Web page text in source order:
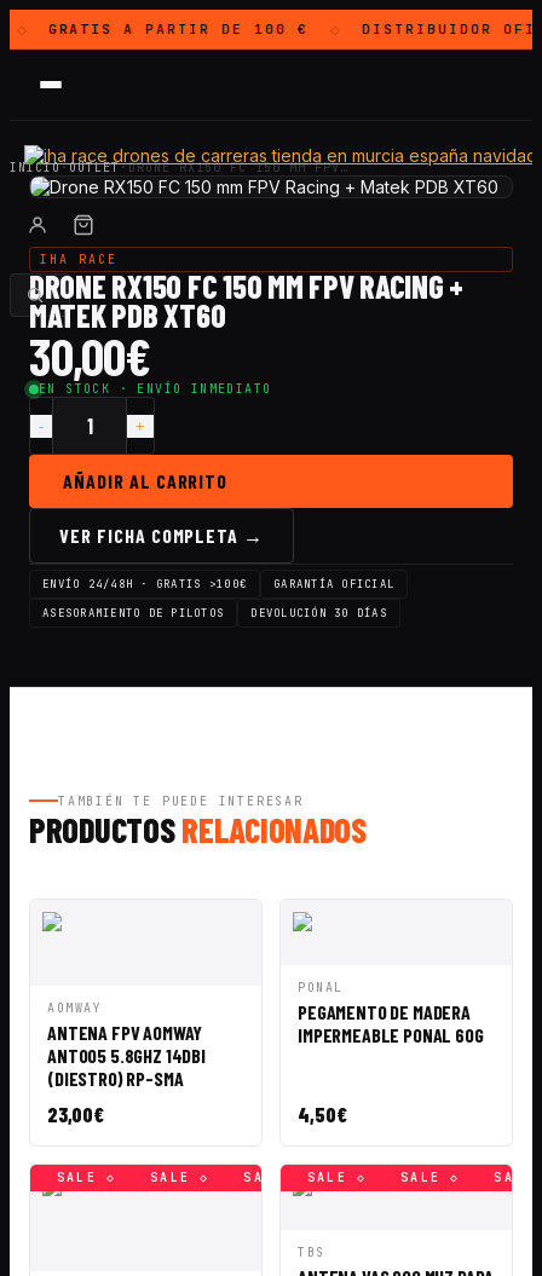
◇ GRATISA PARTIR DE 100 € ◇ DISTRIBUIDOR
INICIO·OUTLET·DRONE RX150 FC 150 MM FPV…
IHA RACE
DRONE RX150 FC 150 MM FPV RACING +
MATEK PDB XT60
30,00€
EN STOCK · ENVÍO INMEDIATO
Cantidad
Drone
RX150
150
FPV
Racing
Matek
AÑADIR AL CARRITO
VER FICHA COMPLETA →
ENVÍO 24/48H · GRATIS >100€
GARANTÍA OFICIAL
ASESORAMIENTO DE PILOTOS
DEVOLUCIÓN 30 DÍAS
TAMBIÉN TE PUEDE INTERESAR
PRODUCTOSRELACIONADOS
VISTA
AOMWAY
ANTENA FPV AOMWAY
ANT005 5.8GHZ 14DBI
(DIESTRO) RP-SMA
23,00€
VISTA
PONAL
PEGAMENTO DE MADERA
IMPERMEABLE PONAL 60G
4,50€
SALE ◇ SALE ◇ SALE ◇ SALE ◇ SALE ◇
SALE ◇ SALE ◇ SALE ◇ SALE ◇ SALE ◇ SALE
VISTA
TBS